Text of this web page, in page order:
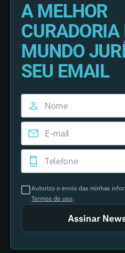
A MELHOR
CURADORIA
MUNDO
SEU EMAIL
Autorizo o envio das minhas
Termos de uso.
Assinar